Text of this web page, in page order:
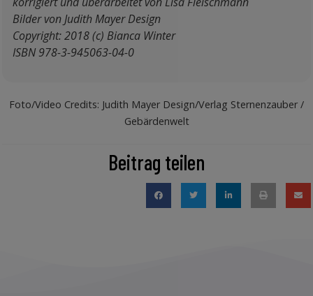
Bilder von Judith Mayer Design
Copyright: 2018 (c) Bianca Winter
ISBN 978-3-945063-04-0
Foto/Video Credits: Judith Mayer Design/Verlag Sternenzauber /
Gebärdenwelt
Beitrag teilen